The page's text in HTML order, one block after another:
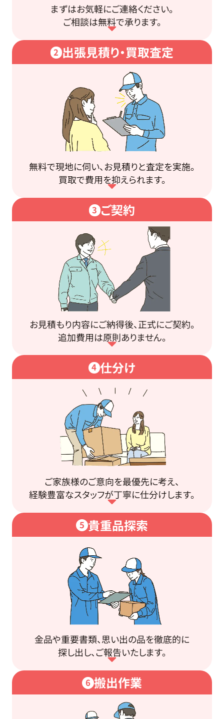
まずはお気軽にご連絡ください。
ご相談は無料で承ります。
2 出張見積り・買取査定
無料で現地に伺い、お見積りと査定を実施。
買取で費用を抑えられます。
3 ご契約
お見積もり内容にご納得後、正式にご契約。
追加費用は原則ありません。
4 仕分け
ご家族様のご意向を最優先に考え、
経験豊富なスタッフが丁寧に仕分けします。
5 貴重品探索
金品や重要書類、思い出の品を徹底的に
探し出し、ご報告いたします。
6 搬出作業